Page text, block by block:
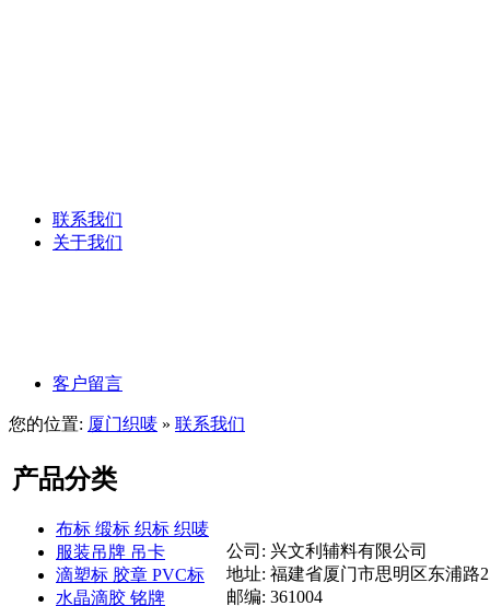
联系我们
关于我们
客户留言
您的位置: 厦门织唛 » 联系我们
产品分类
布标 缎标 织标 织唛
服装吊牌 吊卡
滴塑标 胶章 PVC标
水晶滴胶 铭牌
公司: 兴文利辅料有限公司
地址: 福建省厦门市思明区东浦路
邮编: 361004